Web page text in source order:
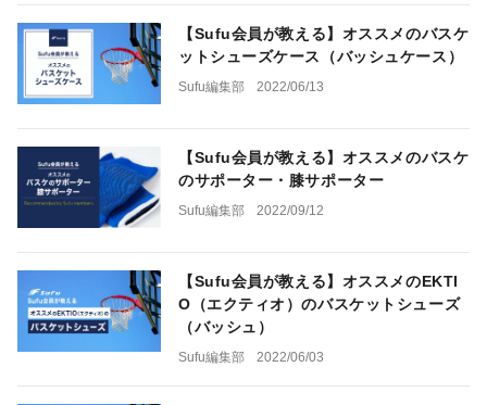
【Sufu会員が教える】オススメのバスケ
ットシューズケース（バッシュケース）
Sufu編集部 2022/06/13
【Sufu会員が教える】オススメのバスケ
のサポーター・膝サポーター
Sufu編集部 2022/09/12
【Sufu会員が教える】オススメのEKTI
O（エクティオ）のバスケットシューズ
（バッシュ）
Sufu編集部 2022/06/03